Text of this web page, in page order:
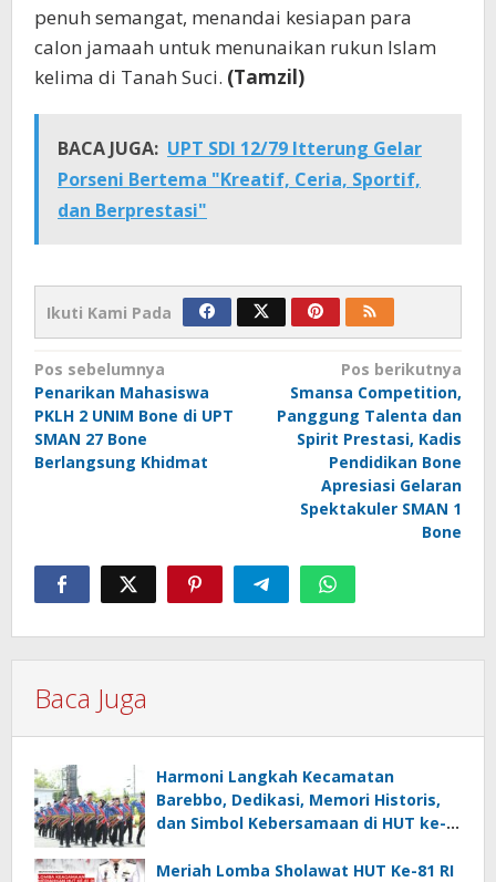
penuh semangat, menandai kesiapan para
calon jamaah untuk menunaikan rukun Islam
kelima di Tanah Suci. (Tamzil)
BACA JUGA: UPT SDI 12/79 Itterung Gelar
Porseni Bertema "Kreatif, Ceria, Sportif,
dan Berprestasi"
Ikuti Kami Pada
Navigasi
pos
Pos sebelumnya
Penarikan Mahasiswa
PKLH 2 UNIM Bone di UPT
SMAN 27 Bone
Berlangsung Khidmat
Pos berikutnya
Smansa Competition,
Panggung Talenta dan
Spirit Prestasi, Kadis
Pendidikan Bone
Apresiasi Gelaran
Spektakuler SMAN 1
Bone
Baca Juga
Harmoni Langkah Kecamatan
Barebbo, Dedikasi, Memori Historis,
dan Simbol Kebersamaan di HUT ke-
Meriah Lomba Sholawat HUT Ke-81 RI